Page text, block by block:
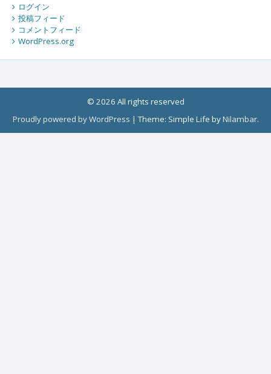
ログイン
投稿フィード
コメントフィード
WordPress.org
© 2026 All rights reserved
Proudly powered by WordPress |Theme: Simple Life byNilambar.